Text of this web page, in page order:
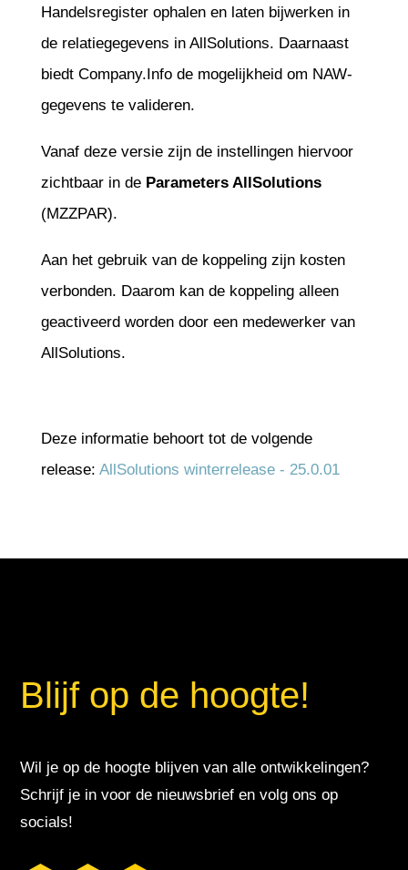
Handelsregister ophalen en laten bijwerken in
de relatiegegevens in AllSolutions. Daarnaast
biedt Company.Info de mogelijkheid om NAW-
gegevens te valideren.
Vanaf deze versie zijn de instellingen hiervoor
zichtbaar in de Parameters AllSolutions
(MZZPAR).
Aan het gebruik van de koppeling zijn kosten
verbonden. Daarom kan de koppeling alleen
geactiveerd worden door een medewerker van
AllSolutions.
Deze informatie behoort tot de volgende
release: AllSolutions winterrelease - 25.0.01
Blijf op de hoogte!
Wil je op de hoogte blijven van alle ontwikkelingen?
Schrijf je in voor de nieuwsbrief en volg ons op
socials!